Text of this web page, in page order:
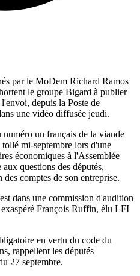
par le MoDem Richard Ramos
le groupe Bigard à publier
depuis la Poste de
une vidéo diffusée jeudi.
un français de la viande
mi-septembre lors d'une
économiques à l'Assemblée
questions des députés,
comptes de son entreprise.
dans une commission d'audition
François Ruffin, élu LFI
en vertu du code du
rappellent les députés
27 septembre.